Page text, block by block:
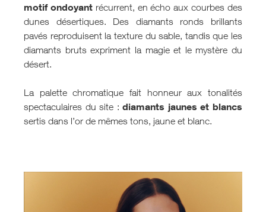
motif ondoyantrécurrent, en écho aux courbes des
dunes désertiques. Des diamants ronds brillants
pavés reproduisent la texture du sable, tandis que les
diamants bruts expriment la magie et le mystère du
désert.
La palette chromatique fait honneur aux tonalités
spectaculaires du site :diamants jaunes et blancs
sertis dans l’or de mêmes tons, jaune et blanc.